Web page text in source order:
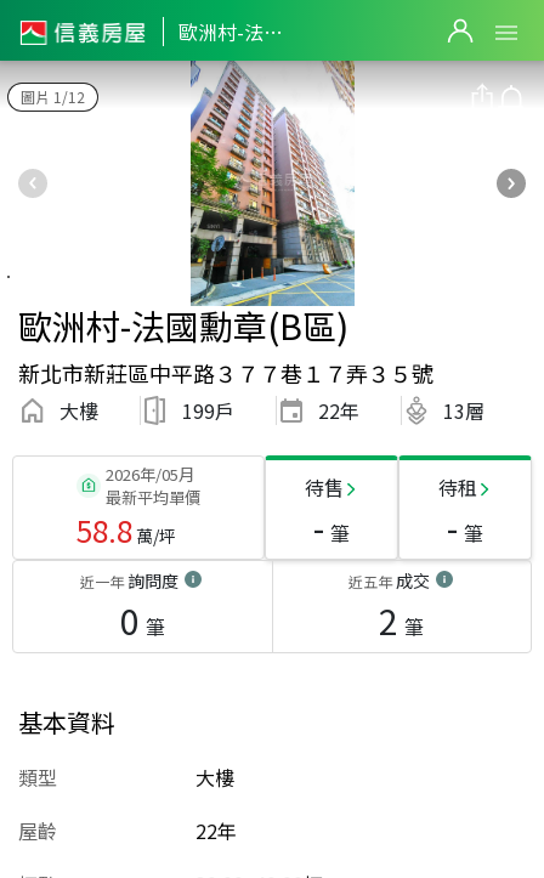
歐洲村-法國勳章(B區)
圖片 1/12
歐洲村-法國勳章(B區)
新北市新莊區中平路３７７巷１７弄３５號
大樓 199戶 22年 13層
2026年/05月
最新平均單價
58.8萬/坪
待售
- 筆
待租
- 筆
近一年詢問度
0 筆
近五年成交
2 筆
基本資料
類型
大樓
屋齡
22年